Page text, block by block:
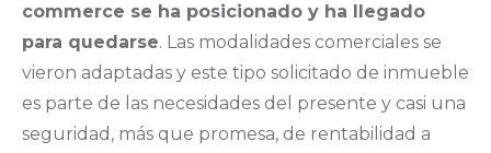
commerce se ha posicionado y ha llegado
para quedarse. Las modalidades comerciales se
vieron adaptadas y este tipo solicitado de inmueble
es parte de las necesidades del presente y casi una
seguridad, más que promesa, de rentabilidad a